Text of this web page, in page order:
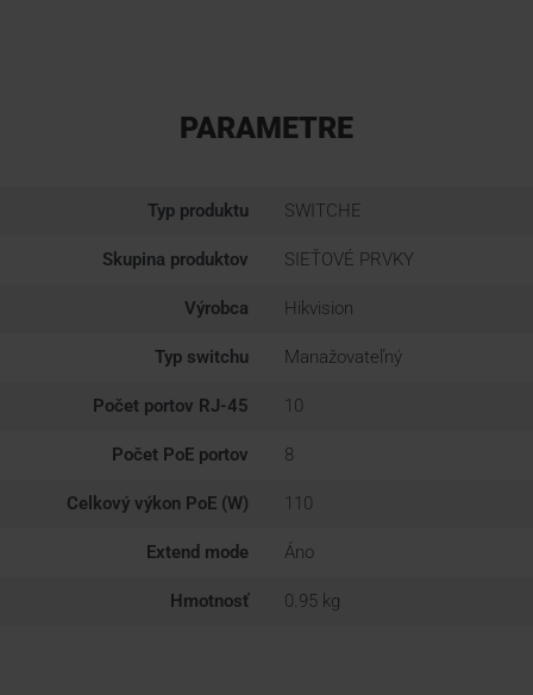
PARAMETRE
Typ produktu SWITCHE
Skupina produktov SIEŤOVÉ PRVKY
Výrobca Hikvision
Typ switchu Manažovateľný
Počet portov RJ-45 10
Počet PoE portov 8
Celkový výkon PoE (W) 110
Extend mode Áno
Hmotnosť 0.95 kg